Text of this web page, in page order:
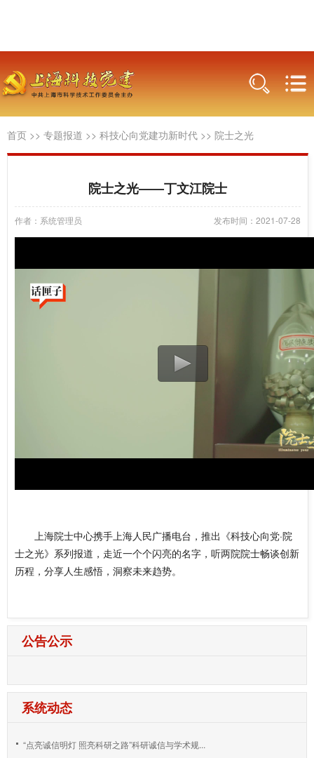
首页 >> 专题报道 >> 科技心向党建功新时代 >> 院士之光
院士之光——丁文江院士
作者：系统管理员 发布时间：2021-07-28
上海院士中心携手上海人民广播电台，推出《科技心向党·院
士之光》系列报道，走近一个个闪亮的名字，听两院院士畅谈创新
历程，分享人生感悟，洞察未来趋势。
公告公示
系统动态
“点亮诚信明灯 照亮科研之路”科研诚信与学术规...